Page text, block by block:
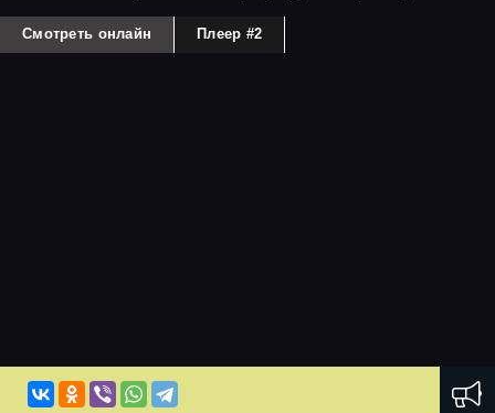
Смотреть онлайн Плеер #2